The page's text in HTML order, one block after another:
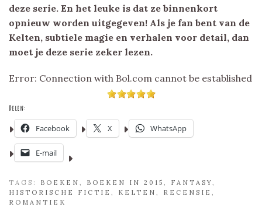
deze serie. En het leuke is dat ze binnenkort
opnieuw worden uitgegeven! Als je fan bent van de
Kelten, subtiele magie en verhalen voor detail, dan
moet je deze serie zeker lezen.
Error: Connection with Bol.com cannot be established
Delen:
Facebook X WhatsApp
E-mail
TAGS: BOEKEN BOEKEN IN 2015 FANTASY
HISTORISCHE FICTIE
KELTEN RECENSIE
ROMANTIEK